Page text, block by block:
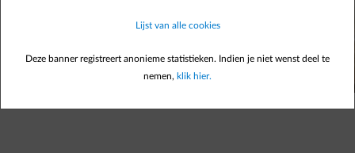
Lijst van alle cookies
Deze banner registreert anonieme statistieken. Indien je niet wenst deel te
nemen, klik hier.